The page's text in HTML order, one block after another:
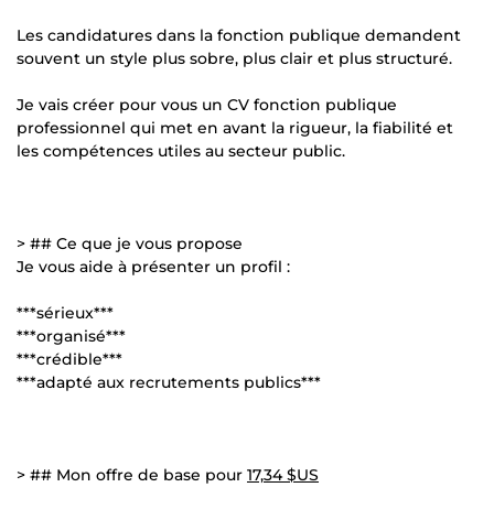
Les candidatures dans la fonction publique demandent
souvent un style plus sobre, plus clair et plus structuré.
Je vais créer pour vous un CV fonction publique
professionnel qui met en avant la rigueur, la fiabilité et
les compétences utiles au secteur public.
> ## Ce que je vous propose
Je vous aide à présenter un profil :
***sérieux***
***organisé***
***crédible***
***adapté aux recrutements publics***
> ## Mon offre de base pour 17,34 $US